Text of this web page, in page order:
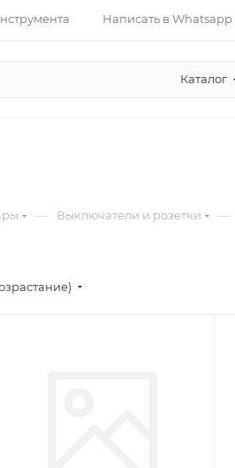
Написать в Whatsapp
Каталог
— Выключатели и розетки —